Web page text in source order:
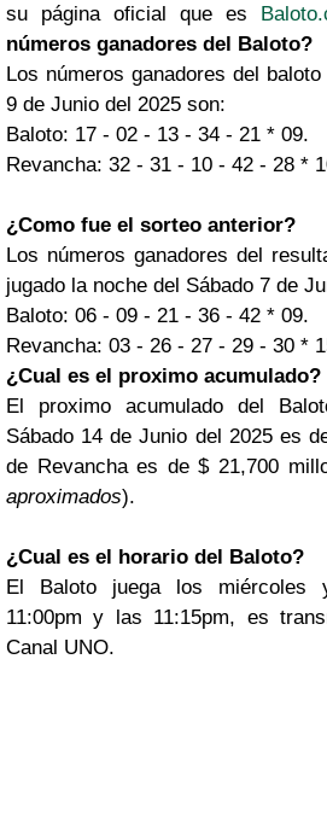
su página oficial que es
números ganadores del Baloto?
Los números ganadores del
9 de Junio del 2025 son:
Baloto: 17 - 02 - 13 - 34 - 21 * 09.
Revancha: 32 - 31 - 10 - 42 - 28 *
¿Como fue el sorteo anterior?
Los números ganadores del
jugado la noche del Sábado 7 de
Baloto: 06 - 09 - 21 - 36 - 42 * 09.
Revancha: 03 - 26 - 27 - 29 - 30 *
¿Cual es el proximo acumulado?
El proximo acumulado del
Sábado 14 de Junio del 2025 es
de Revancha es de $ 21,700
aproximados).
¿Cual es el horario del Baloto?
El Baloto juega los miércoles
11:00pm y las 11:15pm, es
Canal UNO.